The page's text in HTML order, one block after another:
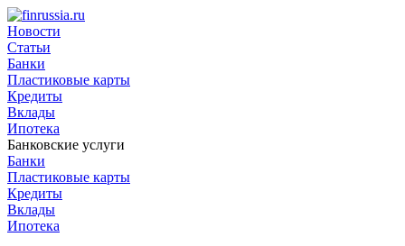
Новости
Статьи
Банки
Пластиковые карты
Кредиты
Вклады
Ипотека
Банковские услуги
Банки
Пластиковые карты
Кредиты
Вклады
Ипотека